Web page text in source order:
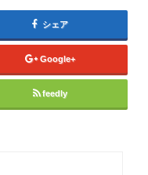
シェア
Google+
feedly